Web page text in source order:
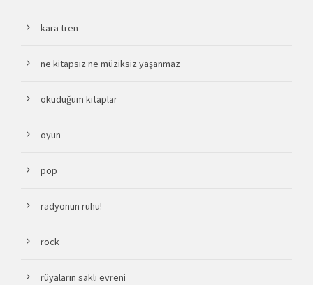
kara tren
ne kitapsız ne müziksiz yaşanmaz
okuduğum kitaplar
oyun
pop
radyonun ruhu!
rock
rüyaların saklı evreni